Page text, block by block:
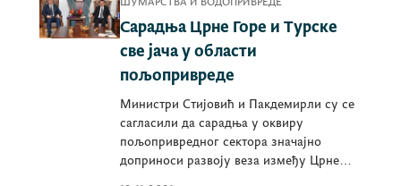
Сарадња Црне Горе и Турске
све јача у области
пољопривреде
Министри Стијовић и Пакдемирли су се
сагласили да сарадња у оквиру
пољопривредног сектора значајно
доприноси развоју веза између Црне